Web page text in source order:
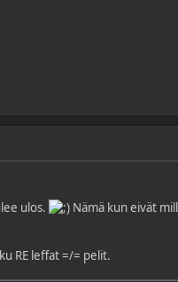
ulos.
Nämä kun eivät
RE leffat =/= pelit.